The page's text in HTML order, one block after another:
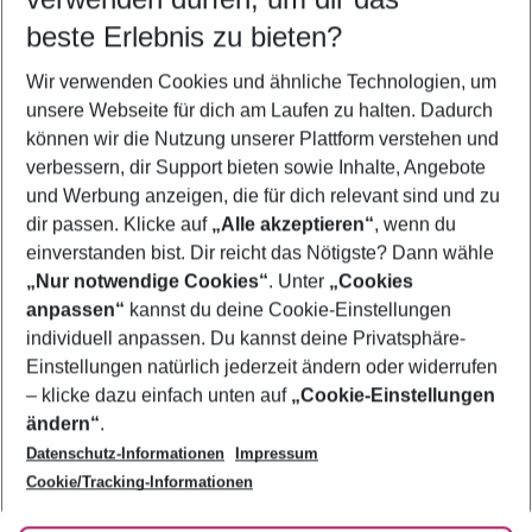
5-8 Nächte
2 Erwachsene Keine Kinder
Mehr Filter anzeigen
Footer
Footer navigation
Über uns
AGB
Bestpreisgarantie
Cookie-Einstellungen ändern
Cookie-Richtlinie
Agenturbetreuung
Barrierefreies Reisen
Folge uns
beste Erlebnis zu bieten?
Wir verwenden Cookies und ähnliche Technologien, um
unsere Webseite für dich am Laufen zu halten. Dadurch
können wir die Nutzung unserer Plattform verstehen und
verbessern, dir Support bieten sowie Inhalte, Angebote
und Werbung anzeigen, die für dich relevant sind und zu
dir passen. Klicke auf „Alle akzeptieren“, wenn du
einverstanden bist. Dir reicht das Nötigste? Dann wähle
„Nur notwendige Cookies“. Unter „Cookies
anpassen“ kannst du deine Cookie-Einstellungen
individuell anpassen. Du kannst deine Privatsphäre-
Einstellungen natürlich jederzeit ändern oder widerrufen
– klicke dazu einfach unten auf „Cookie-Einstellungen
ändern“.
Datenschutz-Informationen
Impressum
Cookie/Tracking-Informationen